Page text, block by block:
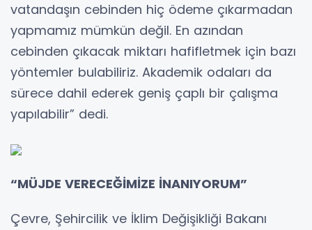
vatandaşın cebinden hiç ödeme çıkarmadan
yapmamız mümkün değil. En azından
cebinden çıkacak miktarı hafifletmek için bazı
yöntemler bulabiliriz. Akademik odaları da
sürece dahil ederek geniş çaplı bir çalışma
yapılabilir” dedi.
“MÜJDE VERECEĞİMİZE İNANIYORUM”
Çevre, Şehircilik ve İklim Değişikliği Bakanı